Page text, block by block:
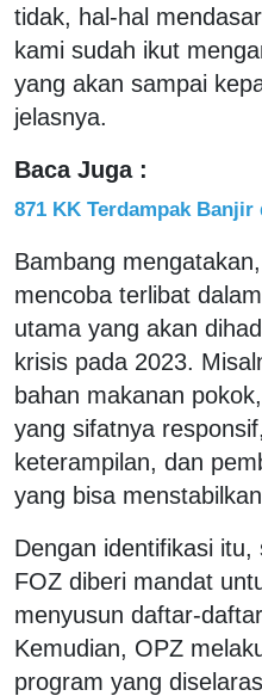
tidak, hal-hal
kami sudah ikut
yang akan sampai
jelasnya.
Baca Juga :
871 KK Terdampak Banjir
Bambang
mencoba terlibat
utama yang akan
krisis pada 2023.
bahan makanan
yang sifatnya
keterampilan, dan
yang bisa
Dengan identifikasi
FOZ diberi mandat
menyusun daftar-
Kemudian, OPZ
program yang